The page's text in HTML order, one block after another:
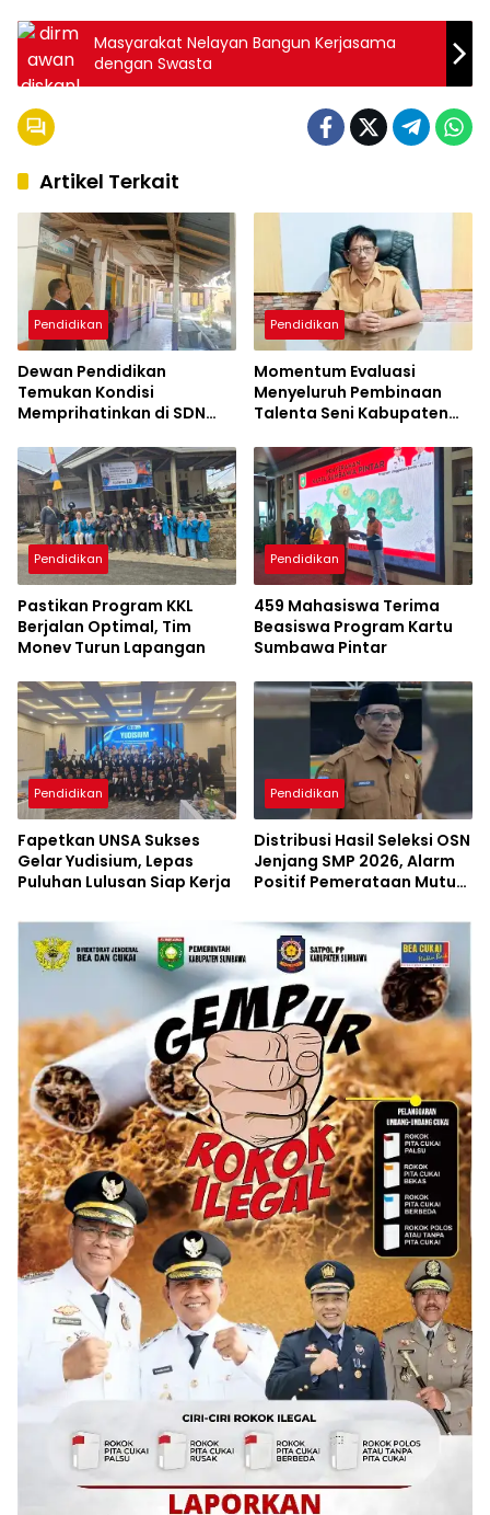
Masyarakat Nelayan Bangun Kerjasama
dengan Swasta
Artikel Terkait
Pendidikan
Dewan Pendidikan
Temukan Kondisi
Memprihatinkan di SDN
hingga Meja-Kursi Tak
Memadai
Pendidikan
Momentum Evaluasi
Menyeluruh Pembinaan
Talenta Seni Kabupaten
Pendidikan
Pastikan Program KKL
Berjalan Optimal, Tim
Monev Turun Lapangan
Pendidikan
459 Mahasiswa Terima
Beasiswa Program Kartu
Sumbawa Pintar
Pendidikan
Fapetkan UNSA Sukses
Gelar Yudisium, Lepas
Puluhan Lulusan Siap Kerja
Pendidikan
Distribusi Hasil Seleksi OSN
Jenjang SMP 2026, Alarm
Positif Pemerataan Mutu